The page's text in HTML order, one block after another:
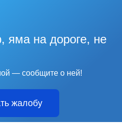
яма на дороге, не
— сообщите о ней!
жалобу